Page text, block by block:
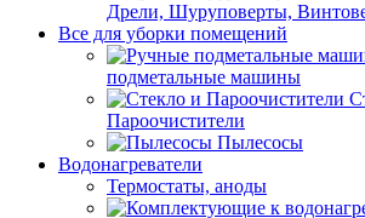
Дрели, Шуруповерты,
Все для уборки помещений
подметальные машины
Пароочистители
Пылесосы
Водонагреватели
Термостаты, аноды